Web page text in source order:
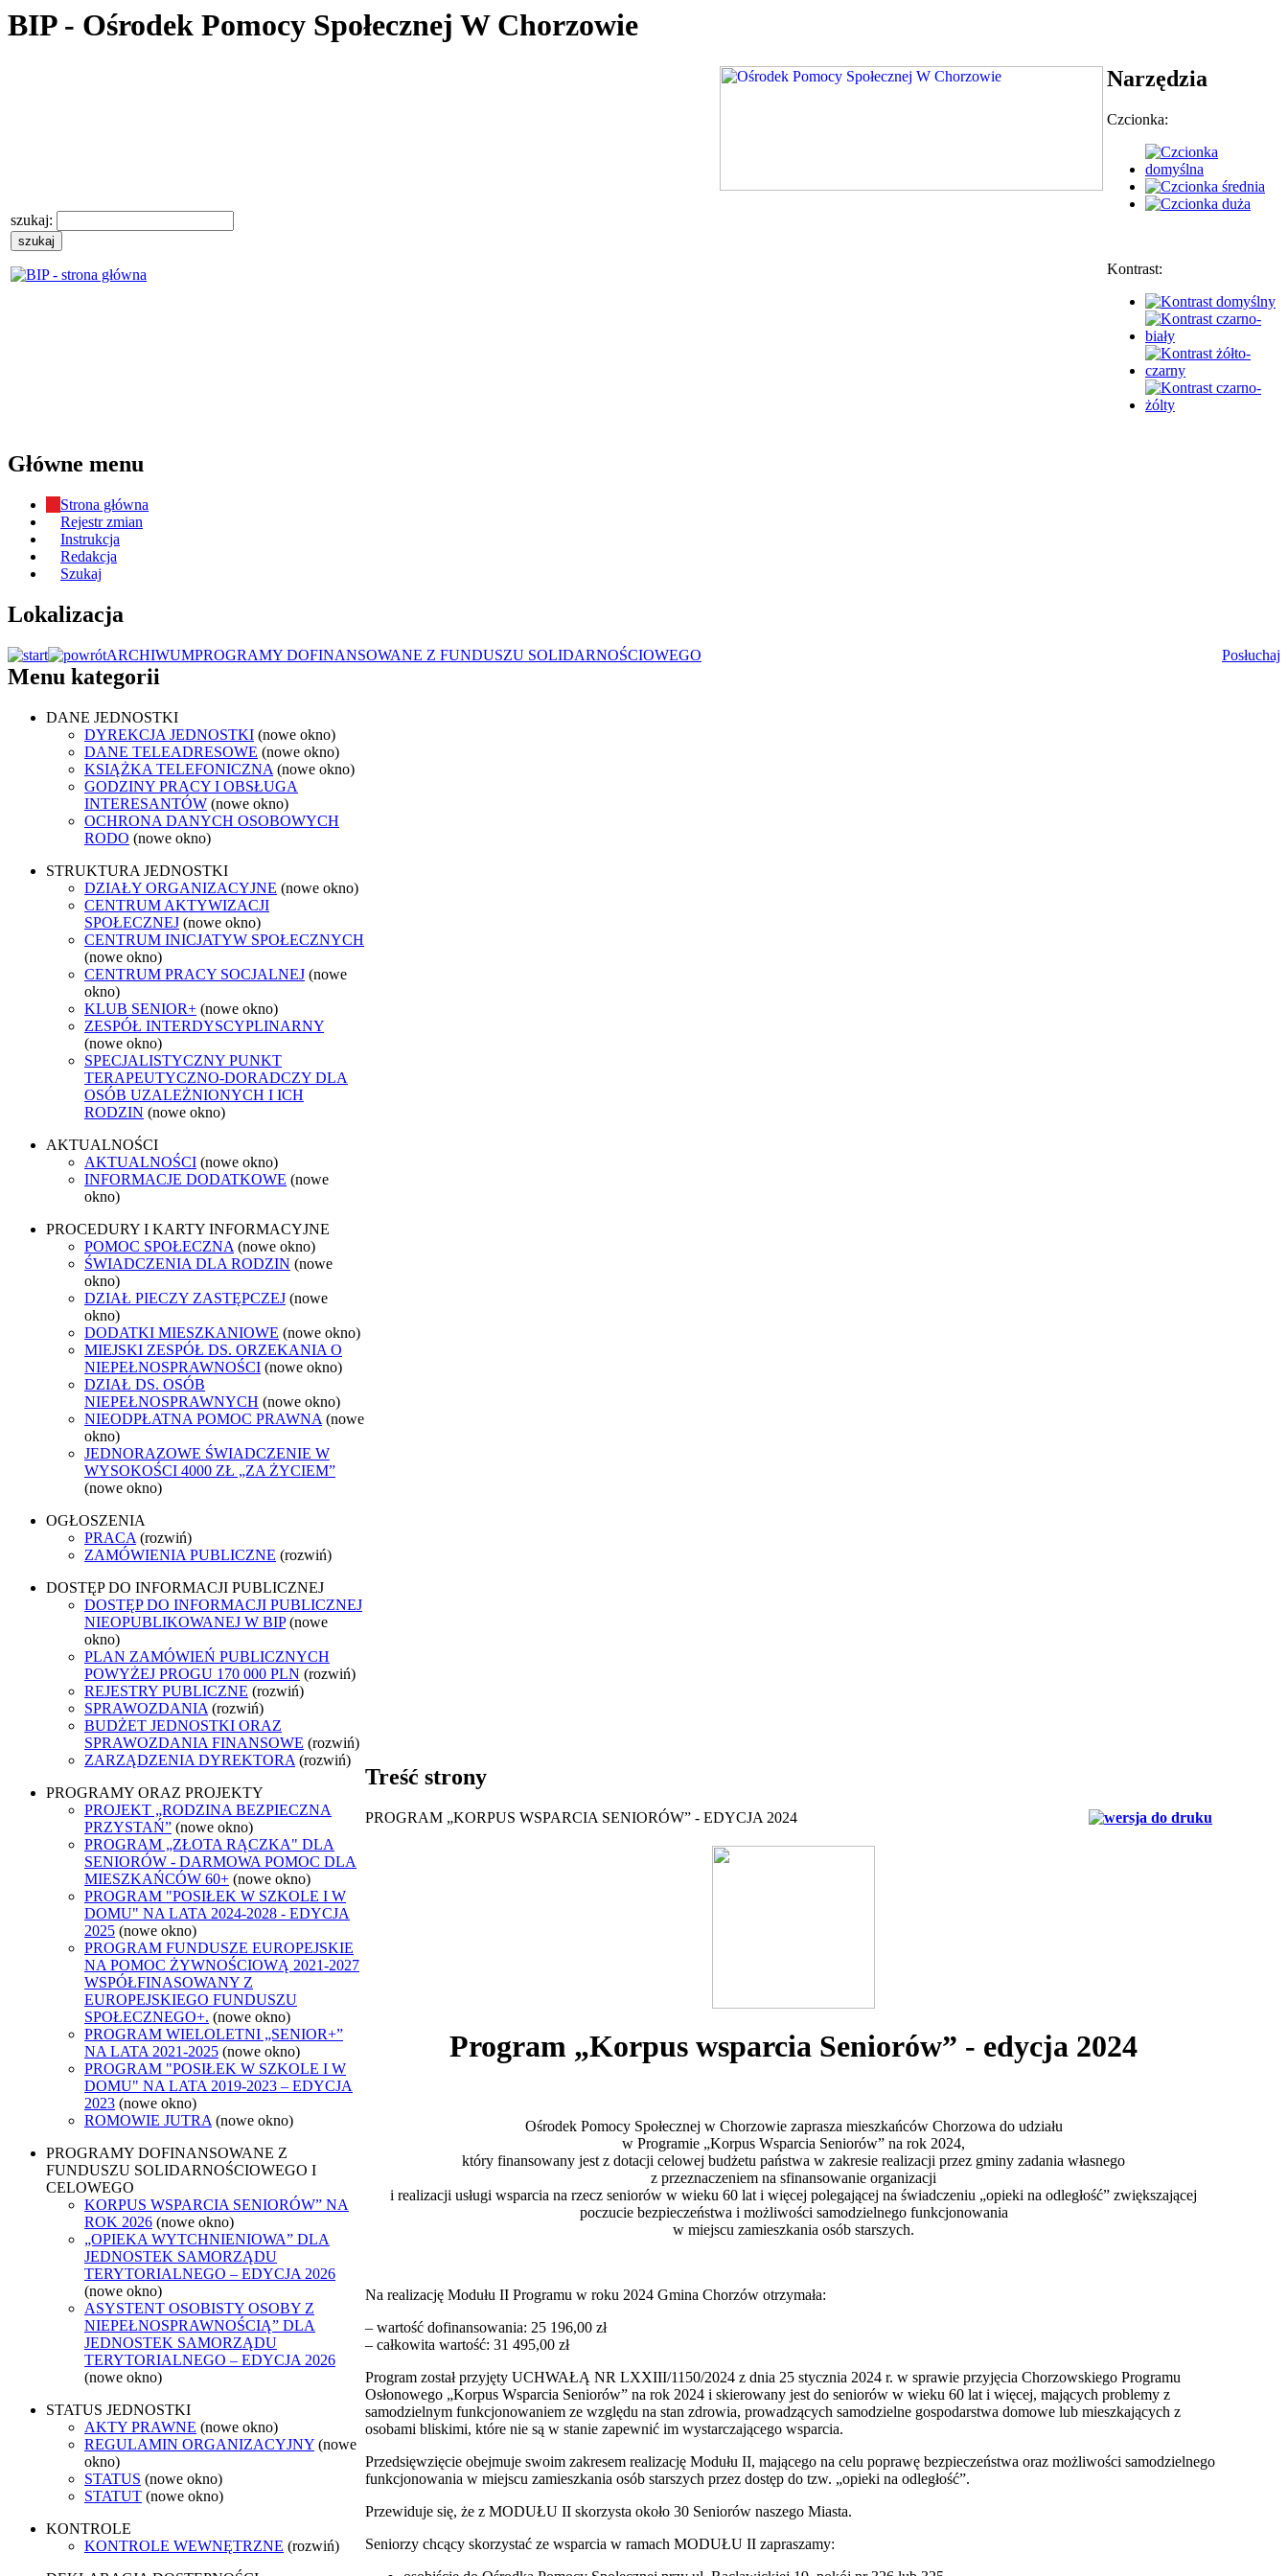
BIP - Ośrodek Pomocy Społecznej W Chorzowie
szukaj:
Narzędzia
Czcionka:
Kontrast:
Główne menu
Strona główna
Rejestr zmian
Instrukcja
Redakcja
Szukaj
Lokalizacja
Posłuchaj
ARCHIWUMPROGRAMY DOFINANSOWANE Z FUNDUSZU SOLIDARNOŚCIOWEGO
Menu kategorii
DANE JEDNOSTKI
DYREKCJA JEDNOSTKI (nowe okno)
DANE TELEADRESOWE (nowe okno)
KSIĄŻKA TELEFONICZNA (nowe okno)
GODZINY PRACY I OBSŁUGA
INTERESANTÓW (nowe okno)
OCHRONA DANYCH OSOBOWYCH
RODO (nowe okno)
STRUKTURA JEDNOSTKI
DZIAŁY ORGANIZACYJNE (nowe okno)
CENTRUM AKTYWIZACJI
SPOŁECZNEJ (nowe okno)
CENTRUM INICJATYW SPOŁECZNYCH
(nowe okno)
CENTRUM PRACY SOCJALNEJ (nowe
okno)
KLUB SENIOR+ (nowe okno)
ZESPÓŁ INTERDYSCYPLINARNY
(nowe okno)
SPECJALISTYCZNY PUNKT
TERAPEUTYCZNO-DORADCZY DLA
OSÓB UZALEŻNIONYCH I ICH
RODZIN (nowe okno)
AKTUALNOŚCI
AKTUALNOŚCI (nowe okno)
INFORMACJE DODATKOWE (nowe
okno)
PROCEDURY I KARTY INFORMACYJNE
POMOC SPOŁECZNA (nowe okno)
ŚWIADCZENIA DLA RODZIN (nowe
okno)
DZIAŁ PIECZY ZASTĘPCZEJ (nowe
okno)
DODATKI MIESZKANIOWE (nowe okno)
MIEJSKI ZESPÓŁ DS. ORZEKANIA O
NIEPEŁNOSPRAWNOŚCI (nowe okno)
DZIAŁ DS. OSÓB
NIEPEŁNOSPRAWNYCH (nowe okno)
NIEODPŁATNA POMOC PRAWNA (nowe
okno)
JEDNORAZOWE ŚWIADCZENIE W
WYSOKOŚCI 4000 ZŁ „ZA ŻYCIEM”
(nowe okno)
OGŁOSZENIA
PRACA (rozwiń)
ZAMÓWIENIA PUBLICZNE (rozwiń)
DOSTĘP DO INFORMACJI PUBLICZNEJ
DOSTĘP DO INFORMACJI PUBLICZNEJ
NIEOPUBLIKOWANEJ W BIP (nowe
okno)
PLAN ZAMÓWIEŃ PUBLICZNYCH
POWYŻEJ PROGU 170 000 PLN (rozwiń)
REJESTRY PUBLICZNE (rozwiń)
SPRAWOZDANIA (rozwiń)
BUDŻET JEDNOSTKI ORAZ
SPRAWOZDANIA FINANSOWE (rozwiń)
ZARZĄDZENIA DYREKTORA (rozwiń)
PROGRAMY ORAZ PROJEKTY
PROJEKT „RODZINA BEZPIECZNA
PRZYSTAŃ” (nowe okno)
PROGRAM „ZŁOTA RĄCZKA" DLA
SENIORÓW - DARMOWA POMOC DLA
MIESZKAŃCÓW 60+ (nowe okno)
PROGRAM "POSIŁEK W SZKOLE I W
DOMU" NA LATA 2024-2028 - EDYCJA
2025 (nowe okno)
PROGRAM FUNDUSZE EUROPEJSKIE
NA POMOC ŻYWNOŚCIOWĄ 2021-2027
WSPÓŁFINASOWANY Z
EUROPEJSKIEGO FUNDUSZU
SPOŁECZNEGO+. (nowe okno)
PROGRAM WIELOLETNI „SENIOR+”
NA LATA 2021-2025 (nowe okno)
PROGRAM "POSIŁEK W SZKOLE I W
DOMU" NA LATA 2019-2023 – EDYCJA
2023 (nowe okno)
ROMOWIE JUTRA (nowe okno)
PROGRAMY DOFINANSOWANE Z
FUNDUSZU SOLIDARNOŚCIOWEGO I
CELOWEGO
KORPUS WSPARCIA SENIORÓW” NA
ROK 2026 (nowe okno)
„OPIEKA WYTCHNIENIOWA” DLA
JEDNOSTEK SAMORZĄDU
TERYTORIALNEGO – EDYCJA 2026
(nowe okno)
ASYSTENT OSOBISTY OSOBY Z
NIEPEŁNOSPRAWNOŚCIĄ” DLA
JEDNOSTEK SAMORZĄDU
TERYTORIALNEGO – EDYCJA 2026
(nowe okno)
STATUS JEDNOSTKI
AKTY PRAWNE (nowe okno)
REGULAMIN ORGANIZACYJNY (nowe
okno)
STATUS (nowe okno)
STATUT (nowe okno)
KONTROLE
KONTROLE WEWNĘTRZNE (rozwiń)
Treść strony
PROGRAM „KORPUS WSPARCIA SENIORÓW” - EDYCJA 2024
Program „Korpus wsparcia Seniorów” - edycja 2024
Ośrodek Pomocy Społecznej w Chorzowie zaprasza mieszkańców Chorzowa do udziału
w Programie „Korpus Wsparcia Seniorów” na rok 2024,
który finansowany jest z dotacji celowej budżetu państwa w zakresie realizacji przez gminy zadania własnego
z przeznaczeniem na sfinansowanie organizacji
i realizacji usługi wsparcia na rzecz seniorów w wieku 60 lat i więcej polegającej na świadczeniu „opieki na odległość” zwiększającej
poczucie bezpieczeństwa i możliwości samodzielnego funkcjonowania
w miejscu zamieszkania osób starszych.
Na realizację Modułu II Programu w roku 2024 Gmina Chorzów otrzymała:
– wartość dofinansowania: 25 196,00 zł
– całkowita wartość: 31 495,00 zł
Program został przyjęty UCHWAŁĄ NR LXXIII/1150/2024 z dnia 25 stycznia 2024 r. w sprawie przyjęcia Chorzowskiego Programu
Osłonowego „Korpus Wsparcia Seniorów” na rok 2024 i skierowany jest do seniorów w wieku 60 lat i więcej, mających problemy z
samodzielnym funkcjonowaniem ze względu na stan zdrowia, prowadzących samodzielne gospodarstwa domowe lub mieszkających z
osobami bliskimi, które nie są w stanie zapewnić im wystarczającego wsparcia.
Przedsięwzięcie obejmuje swoim zakresem realizację Modułu II, mającego na celu poprawę bezpieczeństwa oraz możliwości samodzielnego
funkcjonowania w miejscu zamieszkania osób starszych przez dostęp do tzw. „opieki na odległość”.
Przewiduje się, że z MODUŁU II skorzysta około 30 Seniorów naszego Miasta.
Seniorzy chcący skorzystać ze wsparcia w ramach MODUŁU II zapraszamy: